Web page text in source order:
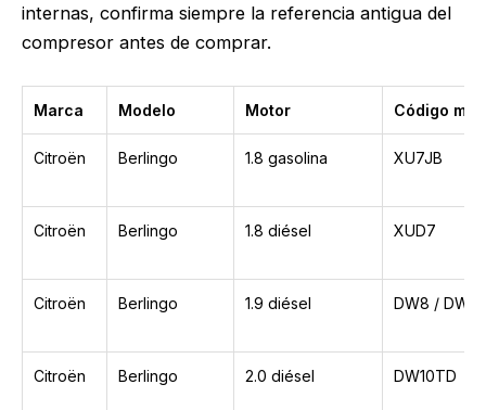
internas, confirma siempre la referencia antigua del
compresor antes de comprar.
Marca Modelo Motor Código
Citroën Berlingo 1.8 gasolina XU7JB
Citroën Berlingo 1.8 diésel XUD7
Citroën Berlingo 1.9 diésel DW8 /
Citroën Berlingo 2.0 diésel DW10TD